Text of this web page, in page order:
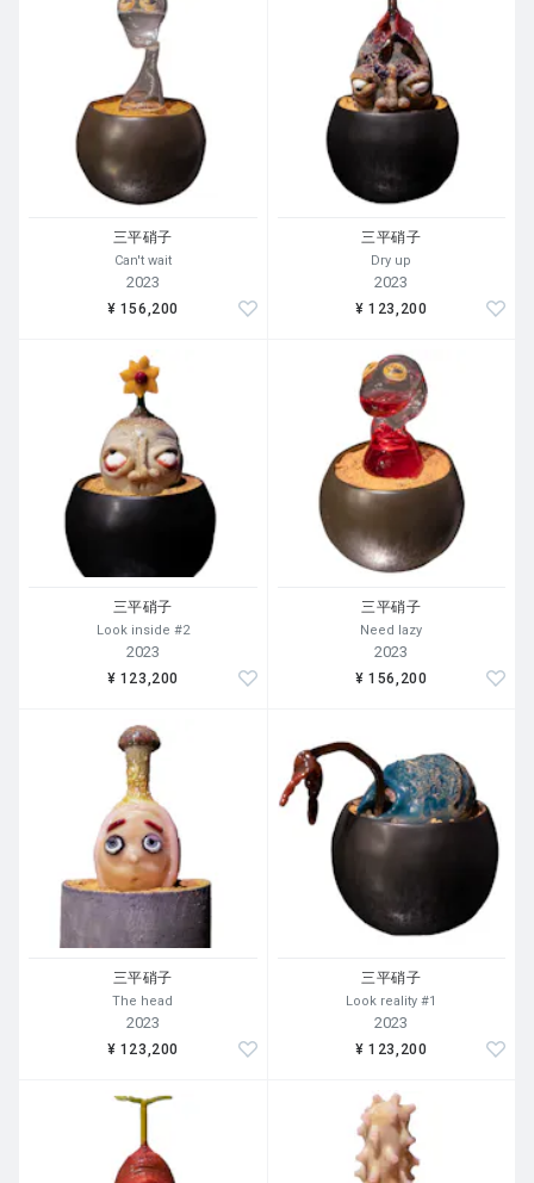
三平硝子
Can't wait
2023
¥ 156,200
三平硝子
Dry up
2023
¥ 123,200
三平硝子
Look inside #2
2023
¥ 123,200
三平硝子
Need lazy
2023
¥ 156,200
三平硝子
The head
2023
¥ 123,200
三平硝子
Look reality #1
2023
¥ 123,200